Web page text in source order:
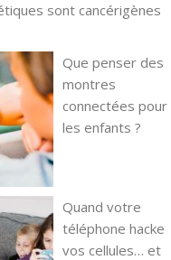
sont cancérigènes
Que penser des
montres
connectées pour
les enfants ?
Quand votre
téléphone hacke
vos cellules… et